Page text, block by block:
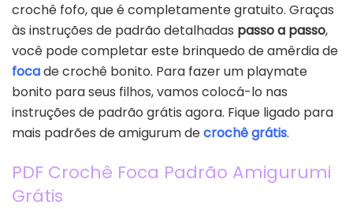
crochê fofo, que é completamente gratuito. Graças
às instruções de padrão detalhadas passo a passo,
você pode completar este brinquedo de amêrdia de
focade crochê bonito. Para fazer um playmate
bonito para seus filhos, vamos colocá-lo nas
instruções de padrão grátis agora. Fique ligado para
mais padrões de amigurum decrochê grátis.
PDF Crochê Foca Padrão Amigurumi
Grátis